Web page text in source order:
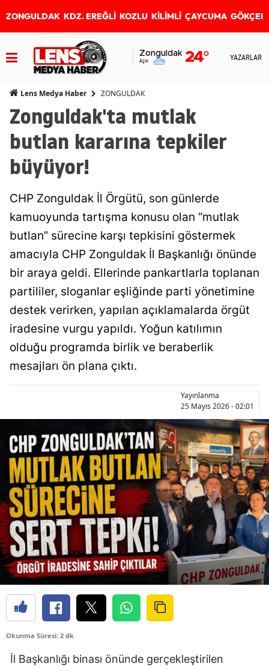
ZONGULDAK KDZ. EREĞLİ KOZLU KİLİMLİ ÇAYCUMA
Zonguldak
Açık 24° YAZARLAR
Lens Medya Haber ZONGULDAK
Zonguldak'ta mutlak
butlan kararına tepkiler
büyüyor!
CHP Zonguldak İl Örgütü, son günlerde
kamuoyunda tartışma konusu olan “mutlak
butlan” sürecine karşı tepkisini göstermek
amacıyla CHP Zonguldak İl Başkanlığı önünde
bir araya geldi. Ellerinde pankartlarla toplanan
partililer, sloganlar eşliğinde parti yönetimine
destek verirken, yapılan açıklamalarda örgüt
iradesine vurgu yapıldı. Yoğun katılımın
olduğu programda birlik ve beraberlik
mesajları ön plana çıktı.
Yayınlanma
25 Mayıs 2026 - 02:01
Okunma Süresi: 2 dk
İl Başkanlığı binası önünde gerçekleştirilen